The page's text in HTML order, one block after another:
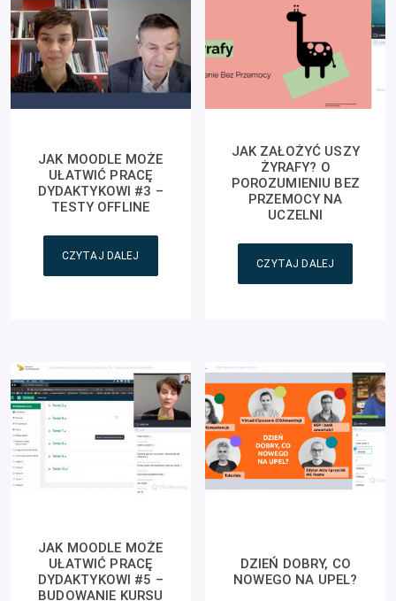
JAK MOODLE MOŻE
UŁATWIĆ PRACĘ
DYDAKTYKOWI #3 –
TESTY OFFLINE
CZYTAJ DALEJ
JAK ZAŁOŻYĆ USZY
ŻYRAFY? O
POROZUMIENIU BEZ
PRZEMOCY NA
UCZELNI
CZYTAJ DALEJ
JAK MOODLE MOŻE
UŁATWIĆ PRACĘ
DYDAKTYKOWI #5 –
BUDOWANIE KURSU
DZIEŃ DOBRY, CO
NOWEGO NA UPEL?